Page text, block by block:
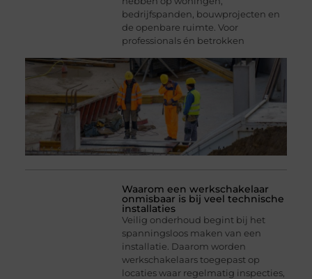
bedrijfspanden, bouwprojecten en
de openbare ruimte. Voor
professionals én betrokken
Waarom een werkschakelaar
onmisbaar is bij veel technische
installaties
Veilig onderhoud begint bij het
spanningsloos maken van een
installatie. Daarom worden
werkschakelaars toegepast op
locaties waar regelmatig inspecties,